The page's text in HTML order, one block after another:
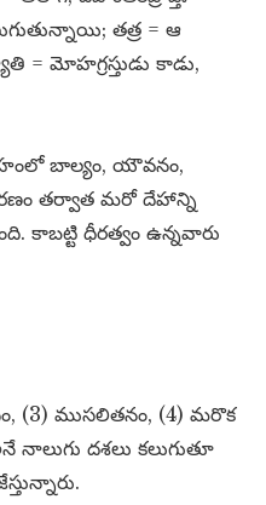
తత్ర = ఆ
= మోహగ్రస్తుడు కాడు,
బాల్యం, యౌవనం,
తర్వాత మరో దేహాన్ని
కాబట్టి ధీరత్వం ఉన్నవారు
(3) ముసలితనం, (4) మరొక
నాలుగు దశలు కలుగుతూ